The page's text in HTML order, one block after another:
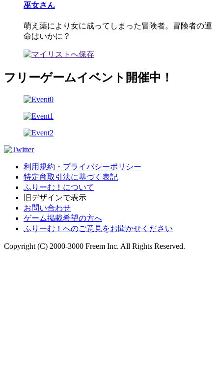
巫女さん
萌え薬により女に成ってしまった冒険者。冒険者の運
命はいかに？
フリーゲームイベント開催中！
利用規約・プライバシーポリシー
特定商取引法に基づく表記
ふりーむ！について
旧デザインで表示
お問い合わせ
ゲーム掲載希望の方へ
ふりーむ！へのご意見をお聞かせください
Copyright (C) 2000-3000 Freem Inc. All Rights Reserved.